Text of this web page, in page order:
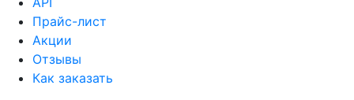
Прайс-лист
Акции
Отзывы
Как заказать